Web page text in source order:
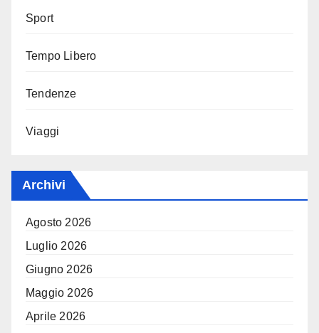
Sport
Tempo Libero
Tendenze
Viaggi
Archivi
Agosto 2026
Luglio 2026
Giugno 2026
Maggio 2026
Aprile 2026